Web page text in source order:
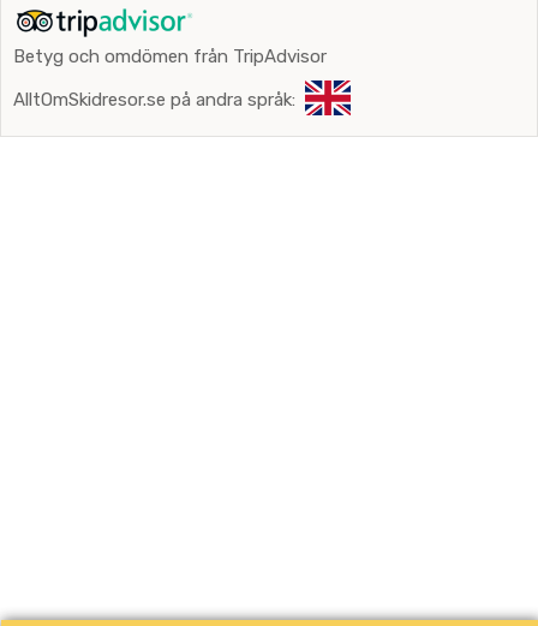
Betyg och omdömen från TripAdvisor
AlltOmSkidresor.se på andra språk: